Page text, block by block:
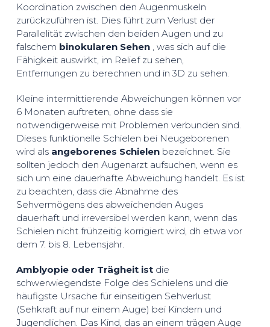
Koordination zwischen den Augenmuskeln
zurückzuführen ist. Dies führt zum Verlust der
Parallelität zwischen den beiden Augen und zu
falschem binokularen Sehen, was sich auf die
Fähigkeit auswirkt, im Relief zu sehen,
Entfernungen zu berechnen und in 3D zu sehen.
Kleine intermittierende Abweichungen können vor
6 Monaten auftreten, ohne dass sie
notwendigerweise mit Problemen verbunden sind.
Dieses funktionelle Schielen bei Neugeborenen
wird als angeborenes Schielenbezeichnet. Sie
sollten jedoch den Augenarzt aufsuchen, wenn es
sich um eine dauerhafte Abweichung handelt. Es ist
zu beachten, dass die Abnahme des
Sehvermögens des abweichenden Auges
dauerhaft und irreversibel werden kann, wenn das
Schielen nicht frühzeitig korrigiert wird, dh etwa vor
dem 7. bis 8. Lebensjahr.
Amblyopie oder Trägheit istdie
schwerwiegendste Folge des Schielens und die
häufigste Ursache für einseitigen Sehverlust
(Sehkraft auf nur einem Auge) bei Kindern und
Jugendlichen. Das Kind, das an einem trägen Auge